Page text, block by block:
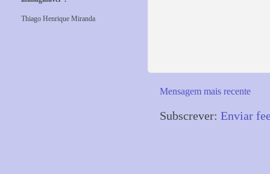
Mensagem mais recente
Subscrever: Enviar
Thiago Henrique Miranda